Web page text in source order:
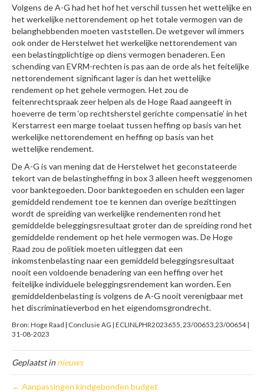
Volgens de A-G had het hof het verschil tussen het wettelijke en
het werkelijke nettorendement op het totale vermogen van de
belanghebbenden moeten vaststellen. De wetgever wil immers
ook onder de Herstelwet het werkelijke nettorendement van
een belastingplichtige op diens vermogen benaderen. Een
schending van EVRM-rechten is pas aan de orde als het feitelijke
nettorendement significant lager is dan het wettelijke
rendement op het gehele vermogen. Het zou de
feitenrechtspraak zeer helpen als de Hoge Raad aangeeft in
hoeverre de term ‘op rechtsherstel gerichte compensatie’ in het
Kerstarrest een marge toelaat tussen heffing op basis van het
werkelijke nettorendement en heffing op basis van het
wettelijke rendement.
De A-G is van mening dat de Herstelwet het geconstateerde
tekort van de belastingheffing in box 3 alleen heeft weggenomen
voor banktegoeden. Door banktegoeden en schulden een lager
gemiddeld rendement toe te kennen dan overige bezittingen
wordt de spreiding van werkelijke rendementen rond het
gemiddelde beleggingsresultaat groter dan de spreiding rond het
gemiddelde rendement op het hele vermogen was. De Hoge
Raad zou de politiek moeten uitleggen dat een
inkomstenbelasting naar een gemiddeld beleggingsresultaat
nooit een voldoende benadering van een heffing over het
feitelijke individuele beleggingsrendement kan worden. Een
gemiddeldenbelasting is volgens de A-G nooit verenigbaar met
het discriminatieverbod en het eigendomsgrondrecht.
Bron: Hoge Raad | Conclusie AG | ECLINLPHR2023655, 23/00653,23/00654 |
31-08-2023
Geplaatst innieuws
← Aanpassingen kindgebonden budget